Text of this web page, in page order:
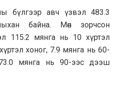
бүлгээр авч үзвэл 483.3
байна. Мөн зорчсон
115.2 мянга нь 10 хүртэл
хоног, 7.9 мянга нь 60-
мянга нь 90-ээс дээш